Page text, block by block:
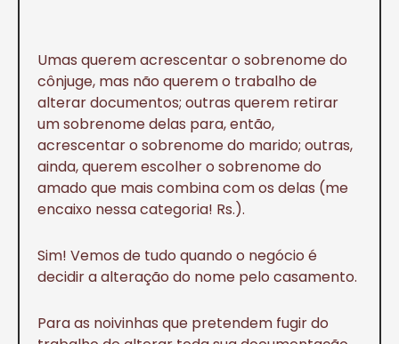
Umas querem acrescentar o sobrenome do
cônjuge, mas não querem o trabalho de
alterar documentos; outras querem retirar
um sobrenome delas para, então,
acrescentar o sobrenome do marido; outras,
ainda, querem escolher o sobrenome do
amado que mais combina com os delas (me
encaixo nessa categoria! Rs.).
Sim! Vemos de tudo quando o negócio é
decidir a alteração do nome pelo casamento.
Para as noivinhas que pretendem fugir do